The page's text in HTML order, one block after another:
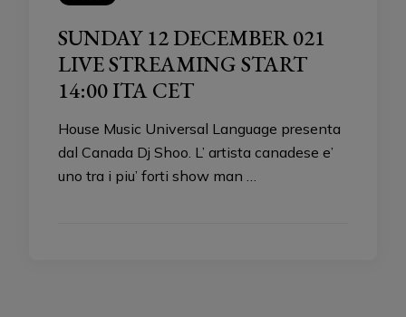
SUNDAY 12 DECEMBER 021
LIVE STREAMING START
14:00 ITA CET
House Music Universal Language presenta
dal Canada Dj Shoo. L’ artista canadese e’
uno tra i piu’ forti show man …